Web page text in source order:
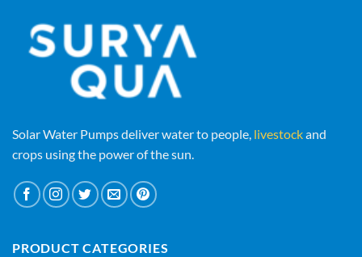
Solar Water Pumps deliver water to people, livestockand
crops using the power of the sun.
PRODUCT CATEGORIES